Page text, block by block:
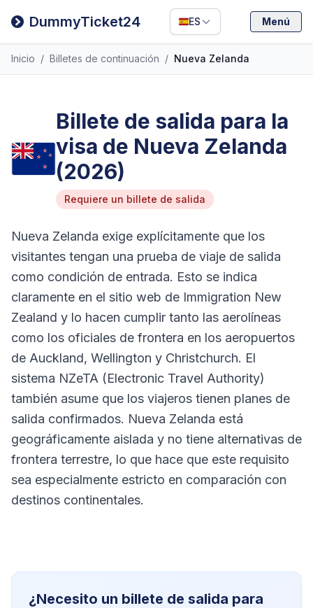
DummyTicket24 ES
Filipino
Deutsch
Español
Menú
Inicio / Billetes de continuación / Nueva Zelanda
Billete de salida para la
visa de Nueva Zelanda
(2026)
Requiere un billete de salida
Nueva Zelanda exige explícitamente que los
visitantes tengan una prueba de viaje de salida
como condición de entrada. Esto se indica
claramente en el sitio web de Immigration New
Zealand y lo hacen cumplir tanto las aerolíneas
como los oficiales de frontera en los aeropuertos
de Auckland, Wellington y Christchurch. El
sistema NZeTA (Electronic Travel Authority)
también asume que los viajeros tienen planes de
salida confirmados. Nueva Zelanda está
geográficamente aislada y no tiene alternativas de
frontera terrestre, lo que hace que este requisito
sea especialmente estricto en comparación con
destinos continentales.
¿Necesito un billete de salida para